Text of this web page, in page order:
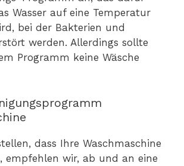
Wasser auf eine Temperatur
bei der Bakterien und
werden. Allerdings sollte
Programm keine Wäsche
dass Ihre Waschmaschine
empfehlen wir, ab und an eine